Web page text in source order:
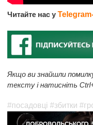
Читайте нас у
Якщо ви знайшли
тексту і натисніть
#посадовці #збитки